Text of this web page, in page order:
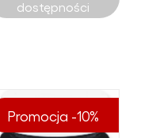
dostępności
Promocja -10%